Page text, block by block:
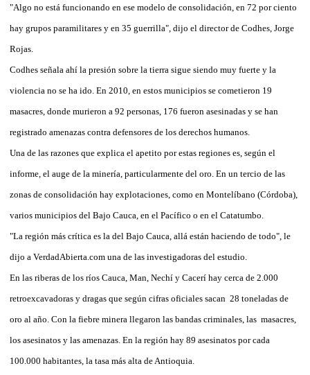
"Algo no está funcionando en ese modelo de consolidación, en 72 por ciento
hay grupos paramilitares y en 35 guerrilla", dijo el director de Codhes, Jorge
Rojas.
Codhes señala ahí la presión sobre la tierra sigue siendo muy fuerte y la
violencia no se ha ido. En 2010, en estos municipios se cometieron 19
masacres, donde murieron a 92 personas, 176 fueron asesinadas y se han
registrado amenazas contra defensores de los derechos humanos.
Una de las razones que explica el apetito por estas regiones es, según el
informe, el auge de la minería, particularmente del oro. En un tercio de las
zonas de consolidación hay explotaciones, como en Montelíbano (Córdoba),
varios municipios del Bajo Cauca, en el Pacífico o en el Catatumbo.
"La región más crítica es la del Bajo Cauca, allá están haciendo de todo", le
dijo a VerdadAbierta.com una de las investigadoras del estudio.
En las riberas de los ríos Cauca, Man, Nechí y Cacerí hay cerca de 2.000
retroexcavadoras y dragas que según cifras oficiales sacan 28 toneladas de
oro al año. Con la fiebre minera llegaron las bandas criminales, las masacres,
los asesinatos y las amenazas. En la región hay 89 asesinatos por cada
100.000 habitantes, la tasa más alta de Antioquia.